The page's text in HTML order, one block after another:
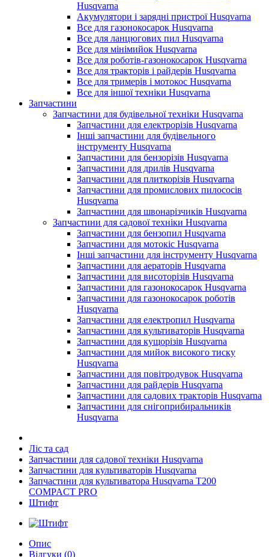
Husqvarna
Акумулятори і зарядні пристрої Husqvarna
Все для газонокосарок Husqvarna
Все для ланцюгових пил Husqvarna
Все для мінімийок Husqvarna
Все для роботів-газонокосарок Husqvarna
Все для тракторів і райдерів Husqvarna
Все для тримерів і мотокос Husqvarna
Все для іншої техніки Husqvarna
Запчастини
Запчастини для будівельної техніки Husqvarna
Запчастини для електрорізів Husqvarna
Інші запчастини для будівельного
інструменту Husqvarna
Запчастини для бензорізів Husqvarna
Запчастини для дрилів Husqvarna
Запчастини для плиткорізів Husqvarna
Запчастини для промислових пилососів
Husqvarna
Запчастини для швонарізчиків Husqvarna
Запчастини для садової техніки Husqvarna
Запчастини для бензопил Husqvarna
Запчастини для мотокіс Husqvarna
Інші запчастини для інструменту Husqvarna
Запчастини для аераторів Husqvarna
Запчастини для висоторізів Husqvarna
Запчастини для газонокосарок Husqvarna
Запчастини для газонокосарок роботів
Husqvarna
Запчастини для електропил Husqvarna
Запчастини для культиваторів Husqvarna
Запчастини для кущорізів Husqvarna
Запчастини для мийок високого тиску
Husqvarna
Запчастини для повітродувок Husqvarna
Запчастини для райдерів Husqvarna
Запчастини для садових тракторів Husqvarna
Запчастини для снігоприбиральників
Husqvarna
Ліс та сад
Запчастини для садової техніки Husqvarna
Запчастини для культиваторів Husqvarna
Запчастини для культиватора Husqvarna T200
COMPACT PRO
Штифт
Опис
Відгуки (0)